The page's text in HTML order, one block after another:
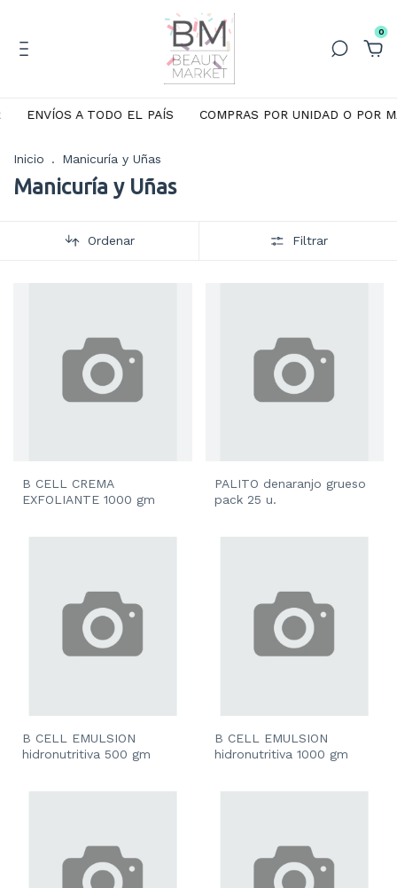
0
ENVÍOS A TODO EL PAÍS COMPRAS POR UNIDAD O POR
Inicio . Manicuría y Uñas
Manicuría y Uñas
Ordenar Filtrar
B CELL CREMA
EXFOLIANTE 1000 gm
PALITO denaranjo grueso
pack 25 u.
B CELL EMULSION
hidronutritiva 500 gm
B CELL EMULSION
hidronutritiva 1000 gm